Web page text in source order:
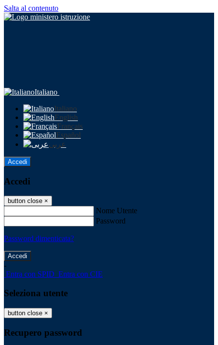
Salta al contenuto
Italiano
Italiano
English
Français
Español
عربى
Accedi
Accedi
button close ×
Nome Utente
Password
Password dimenticata?
-
Entra con SPID Entra con CIE
Seleziona utente
button close ×
Recupero password